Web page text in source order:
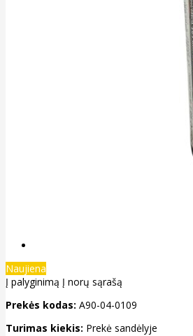
Naujiena
Į palyginimą Į norų sąrašą
Prekės kodas: A90-04-0109
Turimas kiekis: Prekė sandėlyje